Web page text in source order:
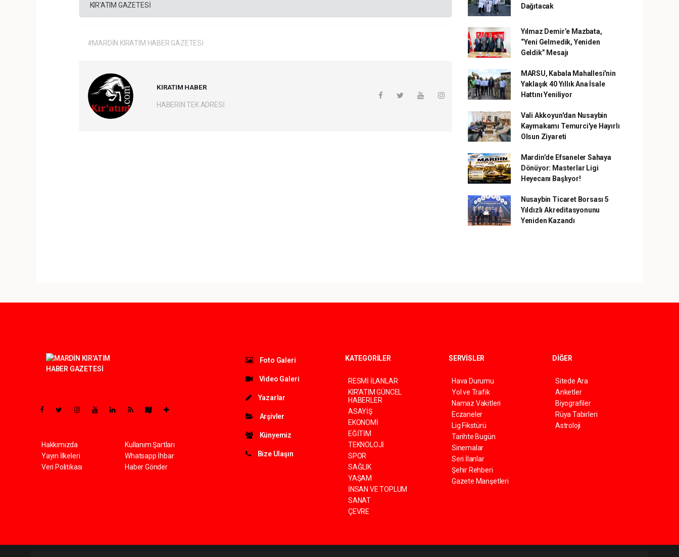
KIR'ATIM GAZETESİ
#MARDİN KIRATIM HABER GAZETESİ
KIRATIM HABER
HABERİN TEK ADRESİ
Dağıtacak
Yılmaz Demir’e Mazbata,
“Yeni Gelmedik, Yeniden
Geldik” Mesajı
MARSU, Kabala Mahallesi'nin
Yaklaşık 40 Yıllık Ana İsale
Hattını Yeniliyor
Vali Akkoyun'dan Nusaybin
Kaymakamı Temurci'ye Hayırlı
Olsun Ziyareti
Mardin’de Efsaneler Sahaya
Dönüyor: Masterlar Ligi
Heyecanı Başlıyor!
Nusaybin Ticaret Borsası 5
Yıldızlı Akreditasyonunu
Yeniden Kazandı
Hakkımızda
Yayın İlkeleri
Veri Politikası
Kullanım Şartları
Whatsapp İhbar
Haber Gönder
Foto Galeri
Video Galeri
Yazarlar
Arşivler
Künyemiz
Bize Ulaşın
KATEGORİLER
RESMİ İLANLAR
KIR'ATIM GÜNCEL
HABERLER
ASAYİŞ
EKONOMİ
EĞİTİM
TEKNOLOJİ
SPOR
SAĞLIK
YAŞAM
İNSAN VE TOPLUM
SANAT
ÇEVRE
SERVİSLER
Hava Durumu
Yol ve Trafik
Namaz Vakitleri
Eczaneler
Lig Fikstürü
Tarihte Bugün
Sinemalar
Seri İlanlar
Şehir Rehberi
Gazete Manşetleri
DİĞER
Sitede Ara
Anketler
Biyografiler
Rüya Tabirleri
Astroloji